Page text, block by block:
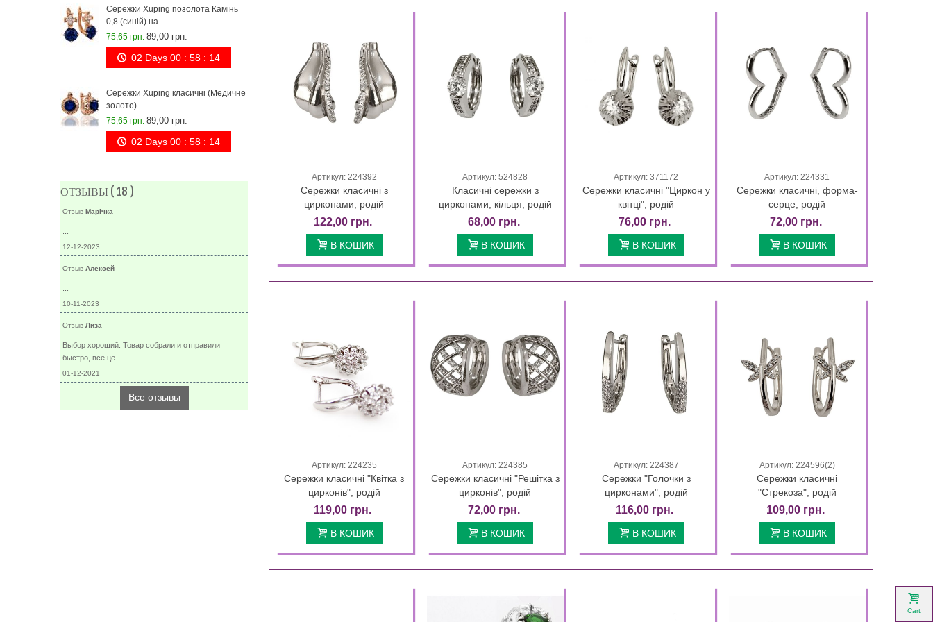
позолота Камінь
класичні (Медичне
Кільце Xuping позолота (Медичне
золото)
87,00 грн.
Кільце Xuping позолота (Медичне
87,00 грн.
Сережки Xuping лимонна позолота
18K з синім...
75,65 грн.
89,00 грн.
02 Days 00 : 58 : 13
ОТЗЫВЫ ( 18 )
Отзыв Марічка
12-12-2023
Отзыв Алексей
10-11-2023
Отзыв Лиза
Выбор хороший. Товар собрали и отправили
быстро, все це ...
01-12-2021
Все отзывы
Quick view
Артикул: 224392
Сережки класичні з
цирконами, родій
122,00 грн.
В КОШИК
Quick view
Артикул: 524828
Класичні сережки з
цирконами, кільця, родій
68,00 грн.
В КОШИК
Quick view
Артикул: 371172
Сережки класичні "Циркон у
квітці", родій
76,00 грн.
В КОШИК
Quick view
Артикул: 224331
Сережки класичні, форма-
серце, родій
72,00 грн.
В КОШИК
Quick view
Артикул: 224235
Сережки класичні "Квітка з
цирконів", родій
119,00 грн.
В КОШИК
Quick view
Артикул: 224385
Сережки класичні "Решітка з
цирконів", родій
72,00 грн.
В КОШИК
Quick view
Артикул: 224387
Сережки "Голочки з
цирконами", родій
116,00 грн.
В КОШИК
Quick view
Артикул: 224596(2)
Сережки класичні
"Стрекоза", родій
109,00 грн.
В КОШИК
Cart